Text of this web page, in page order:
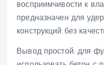
восприимчивости к
предназначен для
конструкций без
Вывод простой: для